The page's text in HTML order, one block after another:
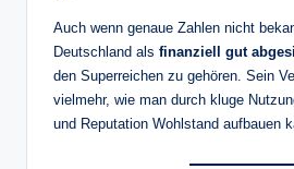
Auch wenn genaue Zahlen nicht
Deutschland als finanziell gut
den Superreichen zu gehören. Sein
vielmehr, wie man durch kluge
und Reputation Wohlstand aufbauen